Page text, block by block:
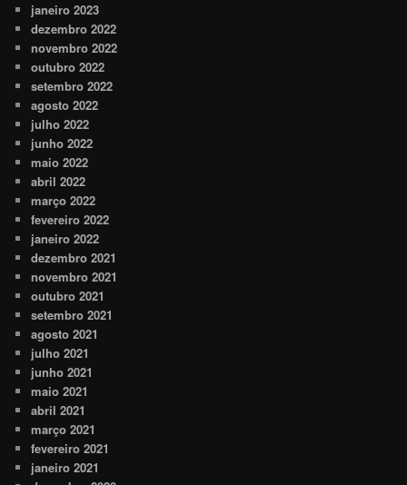
janeiro 2023
dezembro 2022
novembro 2022
outubro 2022
setembro 2022
agosto 2022
julho 2022
junho 2022
maio 2022
abril 2022
março 2022
fevereiro 2022
janeiro 2022
dezembro 2021
novembro 2021
outubro 2021
setembro 2021
agosto 2021
julho 2021
junho 2021
maio 2021
abril 2021
março 2021
fevereiro 2021
janeiro 2021